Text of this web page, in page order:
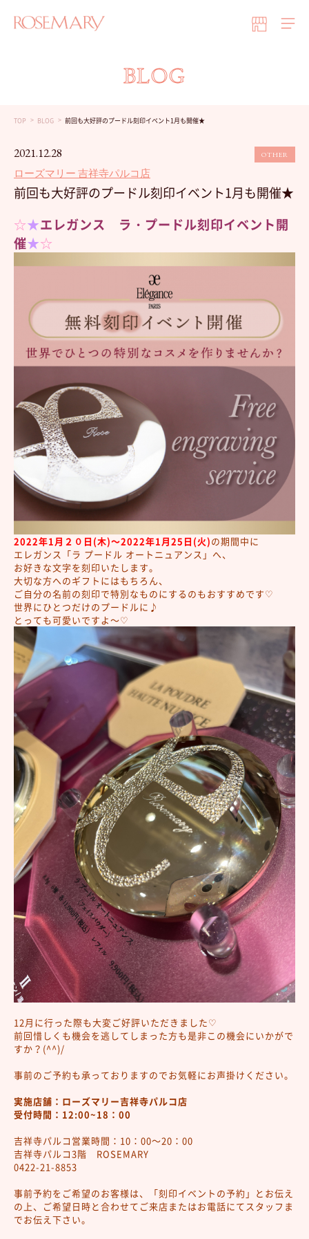
BLOG
TOP BLOG 前回も大好評のプードル刻印イベント1月も開催★
2021.12.28
ローズマリー 吉祥寺パルコ店
OTHER
前回も大好評のプードル刻印イベント1月も開催★
☆★エレガンス ラ・プードル刻印イベント開
催★☆
2022年1月２０日(木)～2022年1月25日(火)の期間中に
エレガンス「ラ プードル オートニュアンス」へ、
お好きな文字を刻印いたします。
大切な方へのギフトにはもちろん、
ご自分の名前の刻印で特別なものにするのもおすすめです♡
世界にひとつだけのプードルに♪
とっても可愛いですよ～♡
12月に行った際も大変ご好評いただきました♡
前回惜しくも機会を逃してしまった方も是非この機会にいかがで
すか？(^^)/
事前のご予約も承っておりますのでお気軽にお声掛けください。
実施店舗：ローズマリー吉祥寺パルコ店
受付時間：12:00~18：00
吉祥寺パルコ営業時間：10：00～20：00
吉祥寺パルコ3階 ROSEMARY
0422-21-8853
事前予約をご希望のお客様は、「刻印イベントの予約」とお伝え
の上、ご希望日時と合わせてご来店またはお電話にてスタッフま
でお伝え下さい。